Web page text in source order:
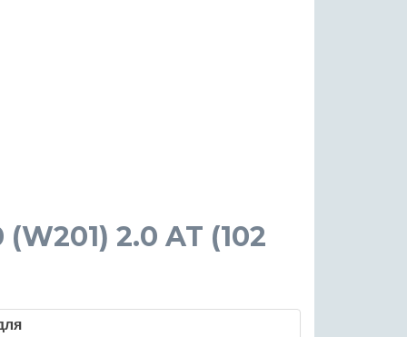
2.0 AT (102